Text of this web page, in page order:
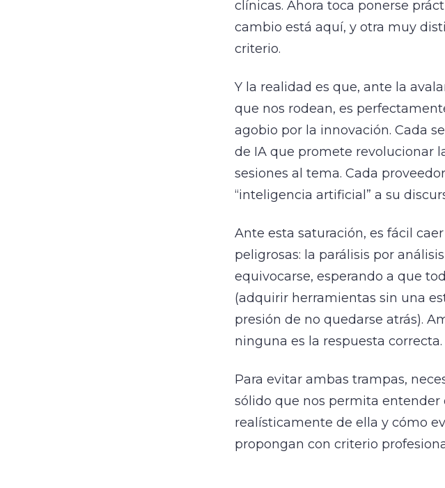
clínicas. Ahora toca ponerse
cambio está aquí, y otra muy
criterio.
Y la realidad es que, ante la
que nos rodean, es
agobio por la innovación. Cada
de IA que promete revolucionar
sesiones al tema. Cada
“inteligencia artificial” a su
Ante esta saturación, es fácil
peligrosas: la parálisis por
equivocarse, esperando a que
(adquirir herramientas sin una
presión de no quedarse atrás).
ninguna es la respuesta correcta.
Para evitar ambas trampas,
sólido que nos permita entender
realísticamente de ella y cómo
propongan con criterio